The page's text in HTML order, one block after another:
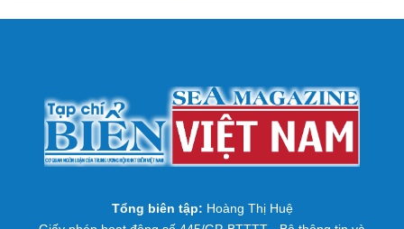
Tổng biên tập: Hoàng Thị Huệ